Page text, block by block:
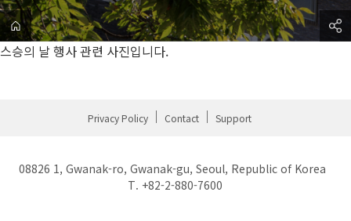
스승의 날 행사 관련 사진입니다.
Privacy Policy Contact Support
08826 1, Gwanak-ro, Gwanak-gu, Seoul, Republic of Korea
T. +82-2-880-7600